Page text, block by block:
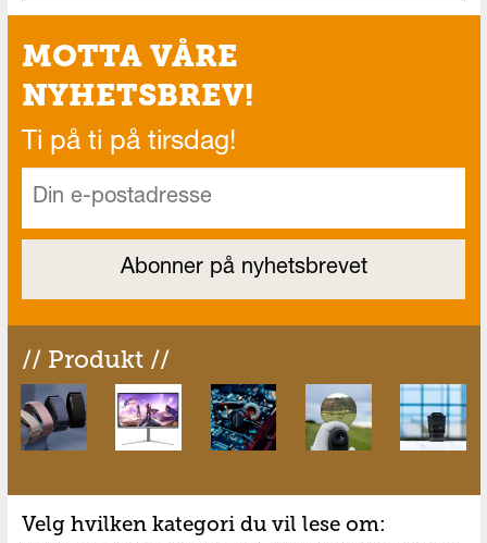
MOTTA VÅRE
NYHETSBREV!
Ti på ti på tirsdag!
// Produkt //
Velg hvilken kategori du vil lese om: